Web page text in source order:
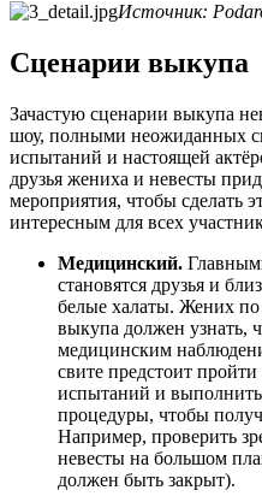
Источник:
Сценарии выкупа
Зачастую сценарии выкупа
шоу, полными неожиданных
испытаний и настоящей
друзья жениха и невесты
мероприятия, чтобы сделать
интересным для всех
Медицинский.
становятся друзья и
белые халаты. Жених
выкупа должен узнать,
медицинским
свите предстоит
испытаний и
процедуры, чтобы
Например, проверить
невесты на большом
должен быть закрыт).